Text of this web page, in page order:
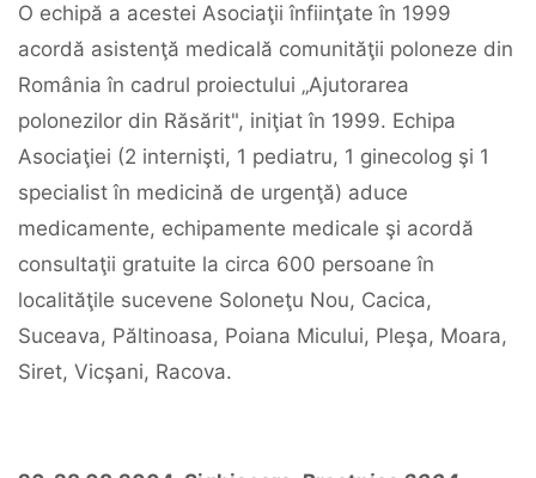
O echipă a acestei Asociaţii înfiinţate în 1999
acordă asistenţă medicală comunităţii poloneze din
România în cadrul proiectului „Ajutorarea
polonezilor din Răsărit", iniţiat în 1999. Echipa
Asociaţiei (2 internişti, 1 pediatru, 1 ginecolog şi 1
specialist în medicină de urgenţă) aduce
medicamente, echipamente medicale şi acordă
consultaţii gratuite la circa 600 persoane în
localităţile sucevene Soloneţu Nou, Cacica,
Suceava, Păltinoasa, Poiana Micului, Pleşa, Moara,
Siret, Vicşani, Racova.